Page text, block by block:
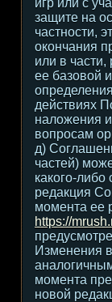
игр или с
защите на
частности,
окончания
или в части,
ее базовой
действиях
наложения
вопросам
д)
частей)
какого-
редакция
момента ее
https://
Изменения
момента
новой